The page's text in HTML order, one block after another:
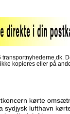
kopieres eller på
kørte
sydjysk lufthavn